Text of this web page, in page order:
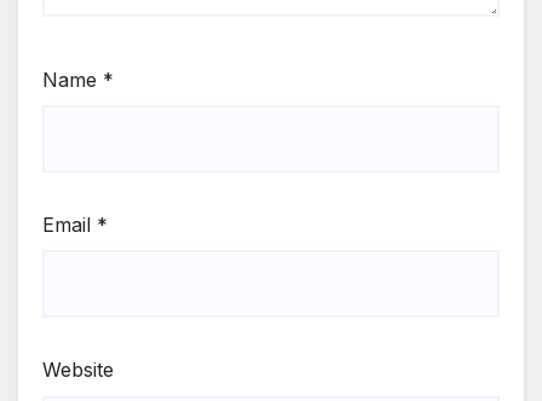
Name *
Email *
Website